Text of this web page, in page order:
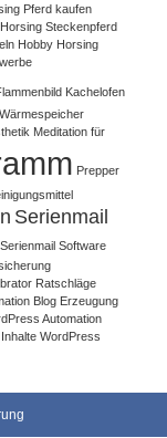
Pferd kaufen
Steckenpferd
Hobby Horsing
Kachelofen
Meditation für
Prepper
Serienmail
Serienmail Software
Ratschläge
Blog Erzeugung
Automation
WordPress